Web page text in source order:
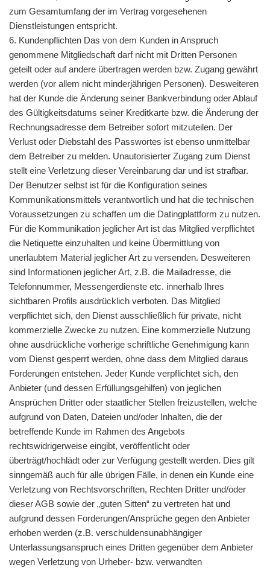
zum Gesamtumfang der im Vertrag vorgesehenen
Dienstleistungen entspricht.
6. Kundenpflichten Das von dem Kunden in Anspruch
genommene Mitgliedschaft darf nicht mit Dritten Personen
geteilt oder auf andere übertragen werden bzw. Zugang gewährt
werden (vor allem nicht minderjährigen Personen). Desweiteren
hat der Kunde die Änderung seiner Bankverbindung oder Ablauf
des Gültigkeitsdatums seiner Kreditkarte bzw. die Änderung der
Rechnungsadresse dem Betreiber sofort mitzuteilen. Der
Verlust oder Diebstahl des Passwortes ist ebenso unmittelbar
dem Betreiber zu melden. Unautorisierter Zugang zum Dienst
stellt eine Verletzung dieser Vereinbarung dar und ist strafbar.
Der Benutzer selbst ist für die Konfiguration seines
Kommunikationsmittels verantwortlich und hat die technischen
Voraussetzungen zu schaffen um die Datingplattform zu nutzen.
Für die Kommunikation jeglicher Art ist das Mitglied verpflichtet
die Netiquette einzuhalten und keine Übermittlung von
unerlaubtem Material jeglicher Art zu versenden. Desweiteren
sind Informationen jeglicher Art, z.B. die Mailadresse, die
Telefonnummer, Messengerdienste etc. innerhalb Ihres
sichtbaren Profils ausdrücklich verboten. Das Mitglied
verpflichtet sich, den Dienst ausschließlich für private, nicht
kommerzielle Zwecke zu nutzen. Eine kommerzielle Nutzung
ohne ausdrückliche vorherige schriftliche Genehmigung kann
vom Dienst gesperrt werden, ohne dass dem Mitglied daraus
Forderungen entstehen. Jeder Kunde verpflichtet sich, den
Anbieter (und dessen Erfüllungsgehilfen) von jeglichen
Ansprüchen Dritter oder staatlicher Stellen freizustellen, welche
aufgrund von Daten, Dateien und/oder Inhalten, die der
betreffende Kunde im Rahmen des Angebots
rechtswidrigerweise eingibt, veröffentlicht oder
überträgt/hochlädt oder zur Verfügung gestellt werden. Dies gilt
sinngemäß auch für alle übrigen Fälle, in denen ein Kunde eine
Verletzung von Rechtsvorschriften, Rechten Dritter und/oder
dieser AGB sowie der „guten Sitten“ zu vertreten hat und
aufgrund dessen Forderungen/Ansprüche gegen den Anbieter
erhoben werden (z.B. verschuldensunabhängiger
Unterlassungsanspruch eines Dritten gegenüber dem Anbieter
wegen Verletzung von Urheber- bzw. verwandten